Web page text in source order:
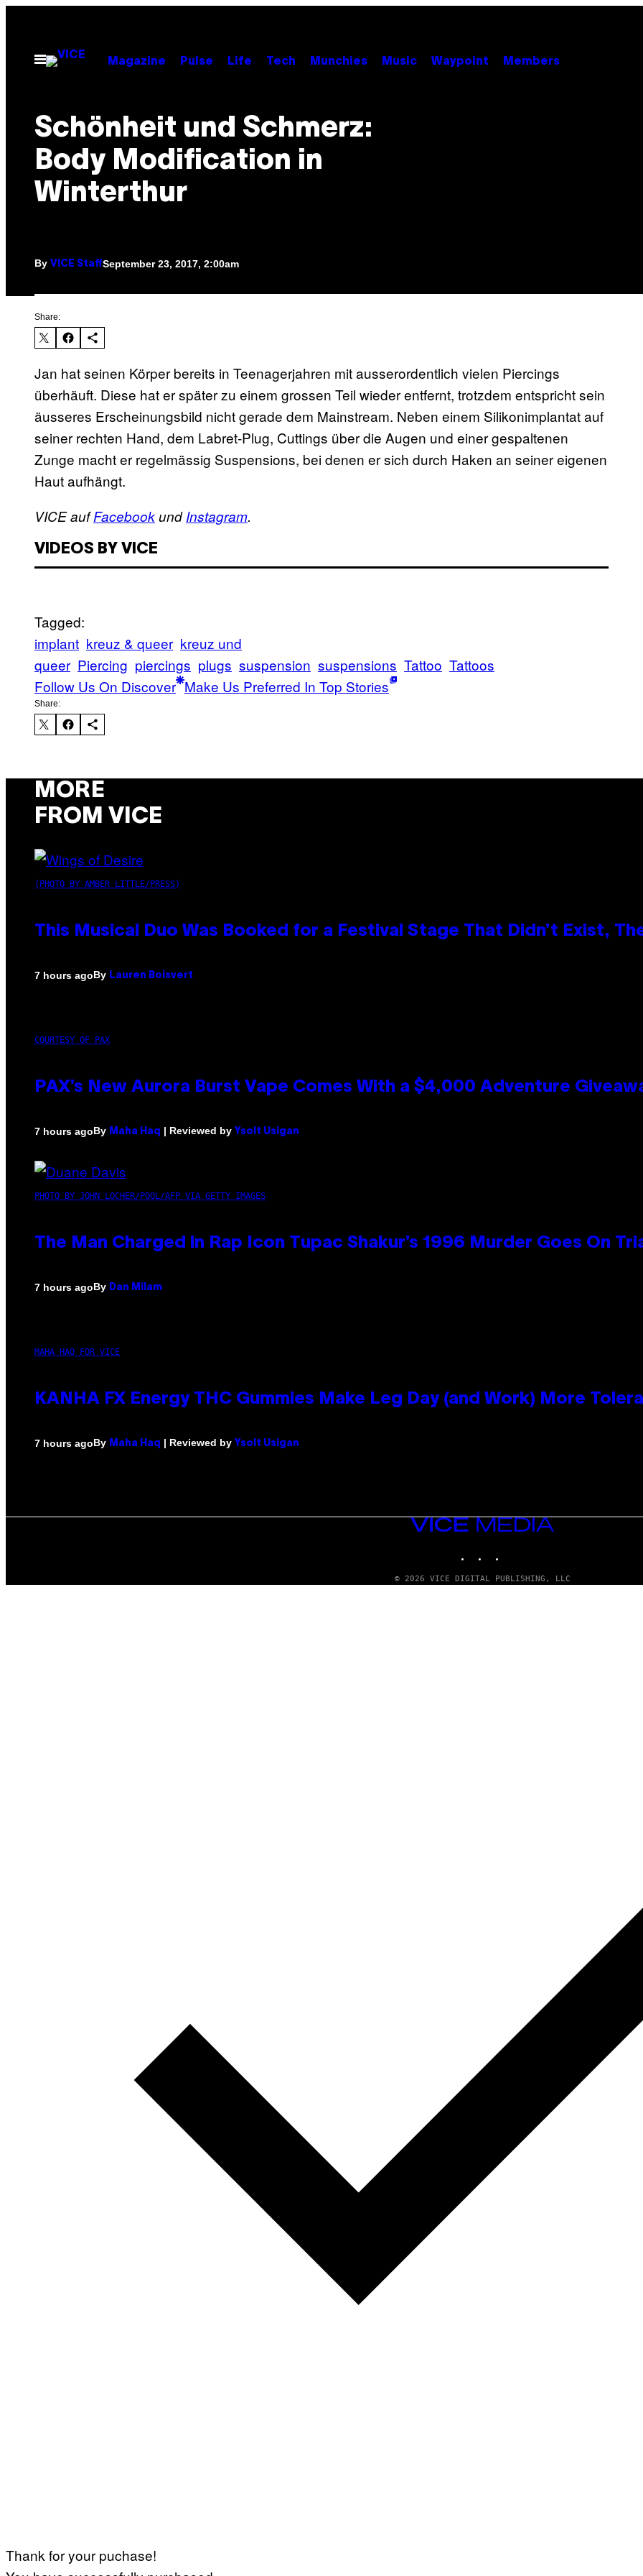
contentOpen
Menu
Magazine Pulse Life Tech Munchies Music Waypoint Members
Schönheit und Schmerz:
Body Modification in
Winterthur
By VICE StaffSeptember 23, 2017, 2:00am
Share:
Jan hat seinen Körper bereits in Teenagerjahren mit ausserordentlich vielen Piercings
überhäuft. Diese hat er später zu einem grossen Teil wieder entfernt, trotzdem entspricht sein
äusseres Erscheinungsbild nicht gerade dem Mainstream. Neben einem Silikonimplantat auf
seiner rechten Hand, dem Labret-Plug, Cuttings über die Augen und einer gespaltenen
Zunge macht er regelmässig Suspensions, bei denen er sich durch Haken an seiner eigenen
Haut aufhängt.
VICE aufFacebookundInstagram.
VIDEOS BY VICE
Tagged:
implant kreuz & queer kreuz und
queer Piercing piercings plugs suspension suspensions Tattoo Tattoos
Follow Us On Discover Make Us Preferred In Top Stories
Share:
MORE
FROM VICE
(PHOTO BY AMBER LITTLE/PRESS)
This Musical Duo Was Booked for a Festival Stage That Didn’t Exist,
7 hours agoBy Lauren Boisvert
COURTESY OF PAX
PAX’s New Aurora Burst Vape Comes With a $4,000 Adventure
7 hours agoBy Maha Haq | Reviewed by Ysolt Usigan
PHOTO BY JOHN LOCHER/POOL/AFP VIA GETTY IMAGES
The Man Charged in Rap Icon Tupac Shakur’s 1996 Murder Goes On
7 hours agoBy Dan Milam
MAHA HAQ FOR VICE
KANHA FX Energy THC Gummies Make Leg Day (and Work) More
7 hours agoBy Maha Haq | Reviewed by Ysolt Usigan
VICE
© 2026 VICE DIGITAL PUBLISHING, LLC
Thank for your puchase!